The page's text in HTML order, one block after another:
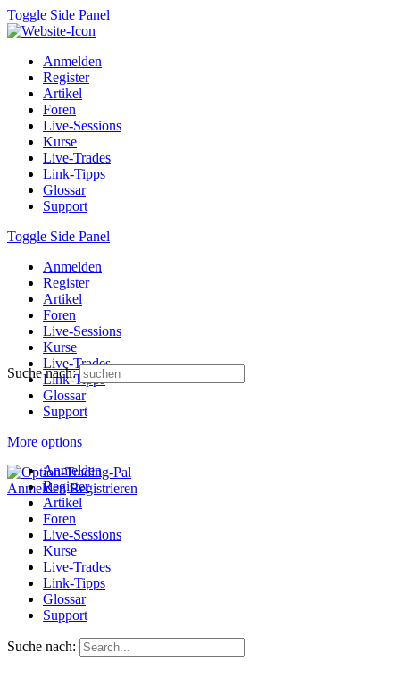
Toggle Side Panel
Anmelden
Register
Artikel
Foren
Live-Sessions
Kurse
Live-Trades
Link-Tipps
Glossar
Support
Toggle Side Panel
Anmelden
Register
Artikel
Foren
Live-Sessions
Kurse
Live-Trades
Link-Tipps
Glossar
Support
More options
Anmelden Registrieren
Suche nach:
Anmelden
Register
Artikel
Foren
Live-Sessions
Kurse
Live-Trades
Link-Tipps
Glossar
Support
Suche nach: